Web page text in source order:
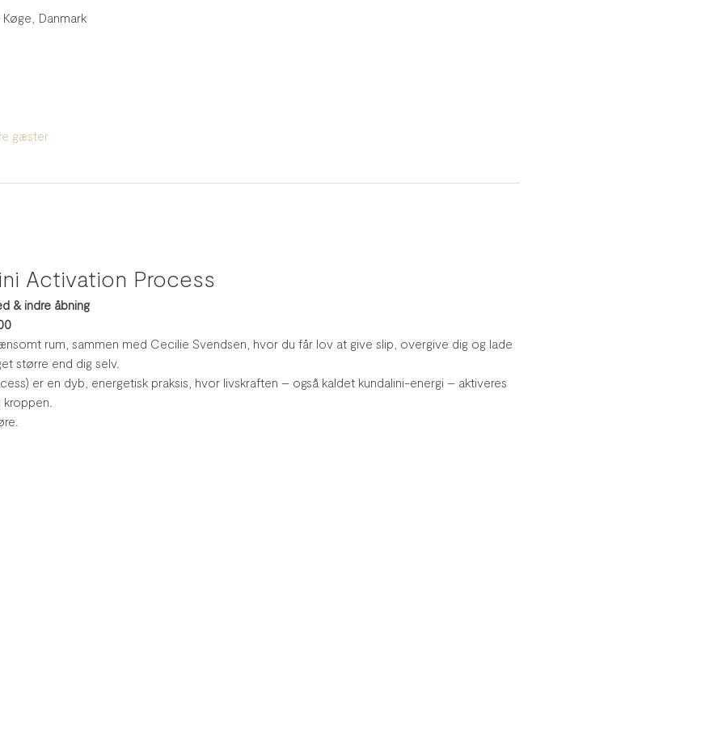
Danmark
gæster
Activation Process
& indre åbning
rum, sammen med Cecilie Svendsen, hvor du får lov at give slip, overgive dig og lade
større end dig selv.
er en dyb, energetisk praksis, hvor livskraften – også kaldet kundalini-energi – aktiveres